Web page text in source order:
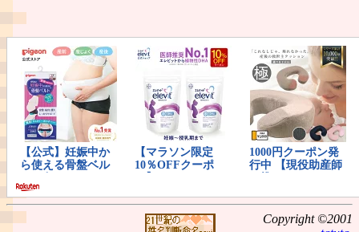
Copyright ©2001